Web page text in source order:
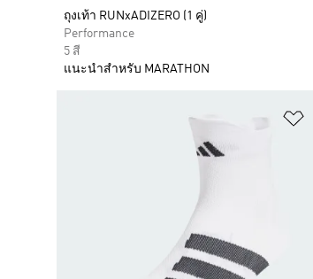
ถุงเท้า RUNxADIZERO (1 คู่)
Performance
5 สี
แนะนำสำหรับ MARATHON